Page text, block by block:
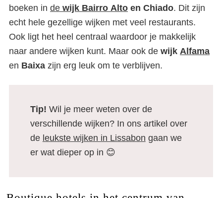
boeken in de wijk Bairro Alto en Chiado. Dit zijn
echt hele gezellige wijken met veel restaurants.
Ook ligt het heel centraal waardoor je makkelijk
naar andere wijken kunt. Maar ook de wijk Alfama
en Baixa zijn erg leuk om te verblijven.
Tip! Wil je meer weten over de
verschillende wijken? In ons artikel over
de leukste wijken in Lissabon gaan we
er wat dieper op in 😊